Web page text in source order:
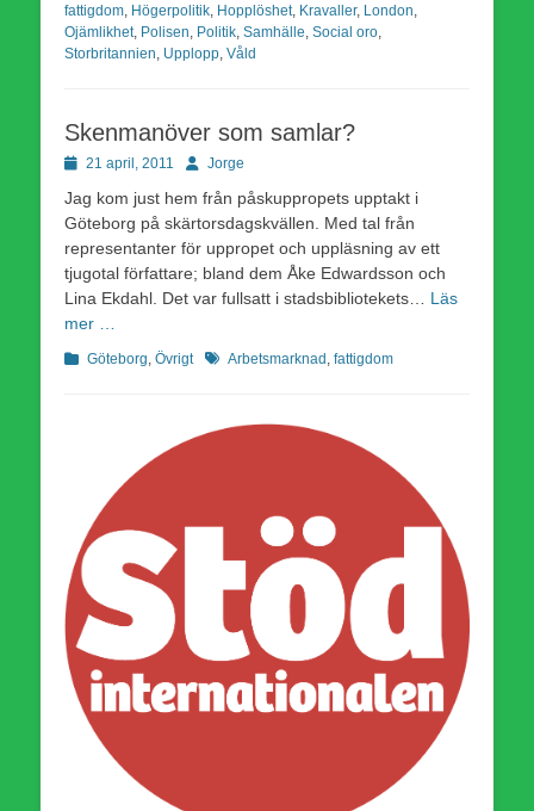
fattigdom Högerpolitik Hopplöshet, Kravaller, London
Ojämlikhet, Polisen Politik Samhälle Social oro
Storbritannien Upplopp Våld
Skenmanöver som samlar?
Publicerad
21 april, 2011 Författare
Jorge
Jag kom just hem från påskuppropets upptakt i
Göteborg på skärtorsdagskvällen. Med tal från
representanter för uppropet och uppläsning av ett
tjugotal författare; bland dem Åke Edwardsson och
Lina Ekdahl. Det var fullsatt i stadsbibliotekets… Läs
mer …
Kategorier
Göteborg Övrigt Etiketter
Arbetsmarknad fattigdom